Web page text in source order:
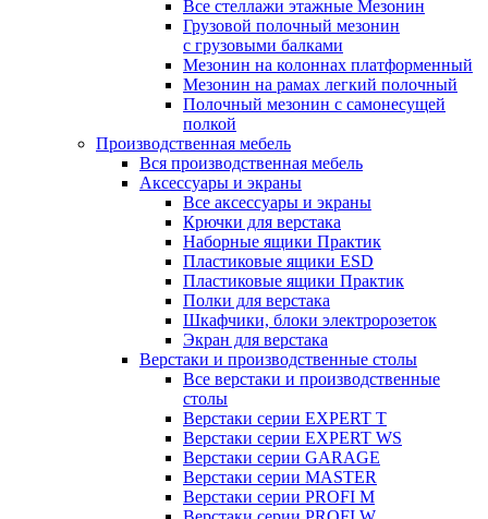
Все стеллажи этажные Мезонин
Грузовой полочный мезонин
с грузовыми балками
Мезонин на колоннах платформенный
Мезонин на рамах легкий полочный
Полочный мезонин с самонесущей
полкой
Производственная мебель
Вся производственная мебель
Аксессуары и экраны
Все аксессуары и экраны
Крючки для верстака
Наборные ящики Практик
Пластиковые ящики ESD
Пластиковые ящики Практик
Полки для верстака
Шкафчики, блоки электророзеток
Экран для верстака
Верстаки и производственные столы
Все верстаки и производственные
столы
Верстаки серии EXPERT T
Верстаки серии EXPERT WS
Верстаки серии GARAGE
Верстаки серии MASTER
Верстаки серии PROFI M